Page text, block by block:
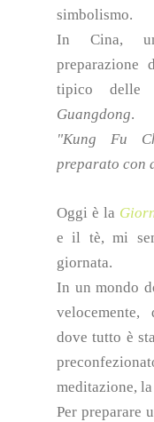
simbolismo.
In Cina,
tipico
Guangdong.
"Kung Fu
preparato con
Oggi è la
e il tè, mi
giornata.
In un mondo
dove tutto è
meditazione,
Per preparare